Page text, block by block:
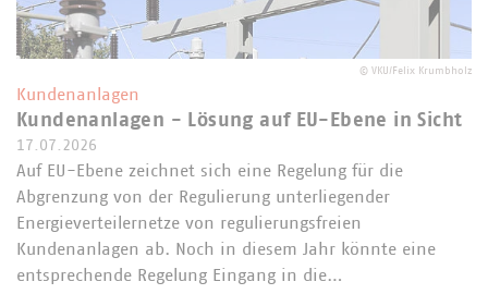
© VKU/Felix Krumbholz
Kundenanlagen
Kundenanlagen - Lösung auf EU-Ebene in Sicht
17.07.2026
Auf EU-Ebene zeichnet sich eine Regelung für die
Abgrenzung von der Regulierung unterliegender
Energieverteilernetze von regulierungsfreien
Kundenanlagen ab. Noch in diesem Jahr könnte eine
entsprechende Regelung Eingang in die…